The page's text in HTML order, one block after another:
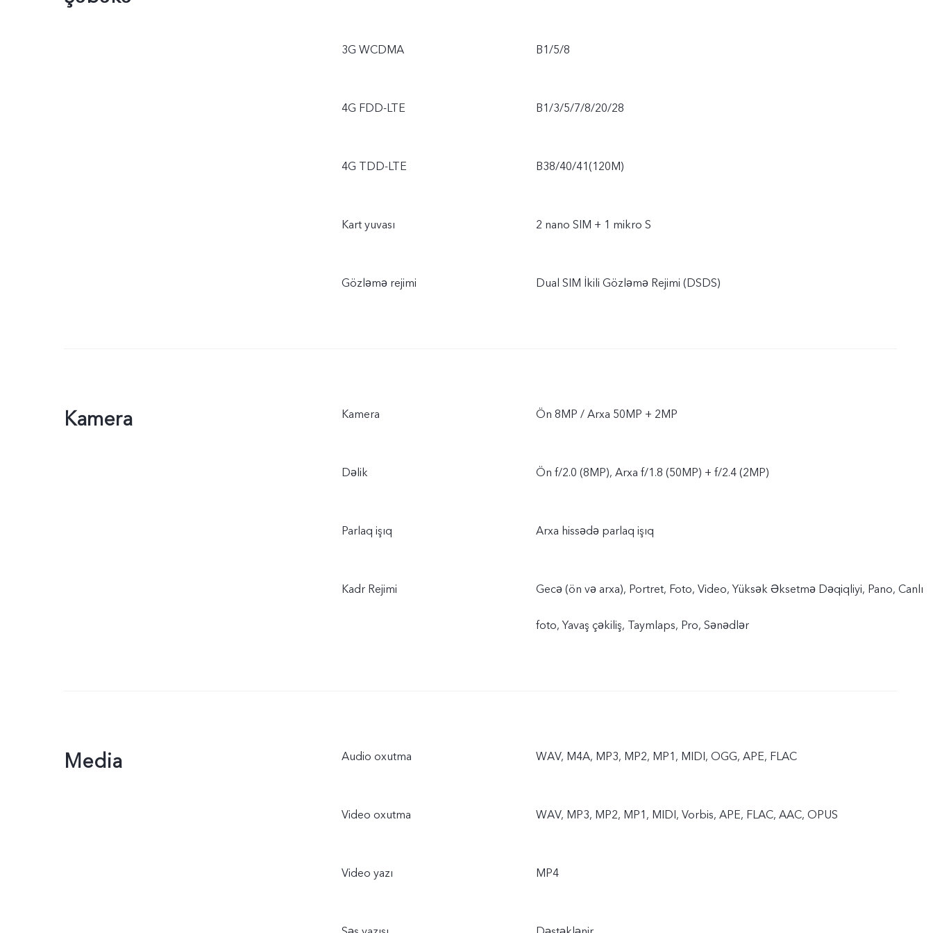
3G WCDMA B1/5/8
4G FDD-LTE B1/3/5/7/8/20/28
4G TDD-LTE B38/40/41(120M)
Kart yuvası 2 nano SIM + 1 mikro S
Gözləmə rejimi Dual SIM İkili Gözləmə Rejimi (DSDS)
Kamera Kamera Ön 8MP / Arxa 50MP + 2MP
Dəlik Ön f/2.0 (8MP), Arxa f/1.8 (50MP) + f/2.4 (2MP)
Parlaq işıq Arxa hissədə parlaq işıq
Kadr Rejimi Gecə (ön və arxa), Portret, Foto, Video, Yüksək Əksetmə Dəqiqliyi, Pano, Canlı
foto, Yavaş çəkiliş, Taymlaps, Pro, Sənədlər
Media Audio oxutma WAV, M4A, MP3, MP2, MP1, MIDI, OGG, APE, FLAC
Video oxutma WAV, MP3, MP2, MP1, MIDI, Vorbis, APE, FLAC, AAC, OPUS
Video yazı MP4